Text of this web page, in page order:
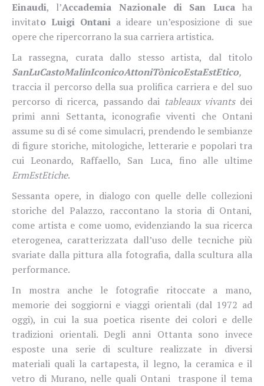
Einaudi, l’Accademia Nazionale di San Lucaha
invitato Luigi Ontania ideare un’esposizione di sue
opere che ripercorrano la sua carriera artistica.
La rassegna, curata dallo stesso artista, dal titolo
SanLuCastoMalinIconicoAttoniTònicoEstaEstEtico,
traccia il percorso della sua prolifica carriera e del suo
percorso di ricerca, passando dai tableaux vivants dei
primi anni Settanta, iconografie viventi che Ontani
assume su di sé come simulacri, prendendo le sembianze
di figure storiche, mitologiche, letterarie e popolari tra
cui Leonardo, Raffaello, San Luca, fino alle ultime
ErmEstEtiche.
Sessanta opere, in dialogo con quelle delle collezioni
storiche del Palazzo, raccontano la storia di Ontani,
come artista e come uomo, evidenziando la sua ricerca
eterogenea, caratterizzata dall’uso delle tecniche più
svariate dalla pittura alla fotografia, dalla scultura alla
performance.
In mostra anche le fotografie ritoccate a mano,
memorie dei soggiorni e viaggi orientali (dal 1972 ad
oggi), in cui la sua poetica risente dei colori e delle
tradizioni orientali. Degli anni Ottanta sono invece
esposte una serie di sculture realizzate in diversi
materiali quali la cartapesta, il legno, la ceramica e il
vetro di Murano, nelle quali Ontani traspone il tema